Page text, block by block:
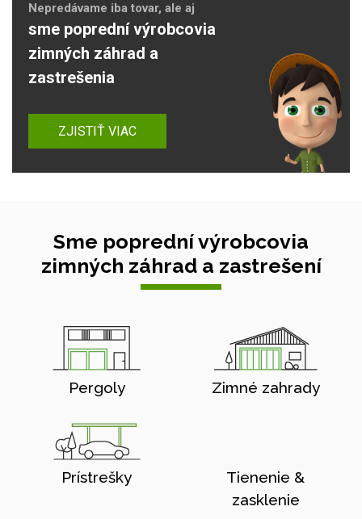
Nepredávame iba tovar, ale aj
sme poprední výrobcovia
zimných záhrad a
zastrešenia
ZJISTIŤ VIAC
Sme poprední výrobcovia
zimných záhrad a zastrešení
Pergoly Zimné zahrady
Prístrešky
Tienenie &
zasklenie